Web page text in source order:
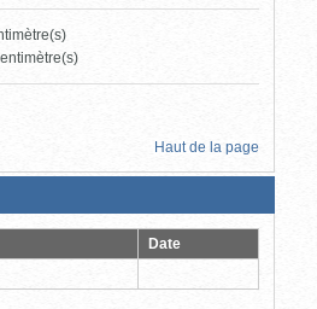
Haut de la page
Date